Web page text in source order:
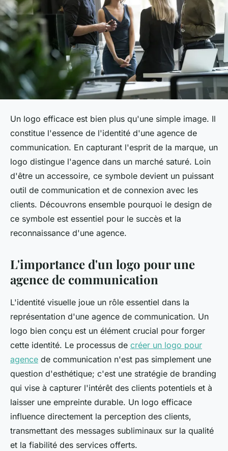
Un logo efficace est bien plus qu'une simple image. Il
constitue l'essence de l'identité d'une agence de
communication. En capturant l'esprit de la marque, un
logo distingue l'agence dans un marché saturé. Loin
d'être un accessoire, ce symbole devient un puissant
outil de communication et de connexion avec les
clients. Découvrons ensemble pourquoi le design de
ce symbole est essentiel pour le succès et la
reconnaissance d'une agence.
L'importance d'un logo pour une
agence de communication
L'identité visuelle joue un rôle essentiel dans la
représentation d'une agence de communication. Un
logo bien conçu est un élément crucial pour forger
cette identité. Le processus de créer un logo pour
agence de communication n'est pas simplement une
question d'esthétique; c'est une stratégie de branding
qui vise à capturer l'intérêt des clients potentiels et à
laisser une empreinte durable. Un logo efficace
influence directement la perception des clients,
transmettant des messages subliminaux sur la qualité
et la fiabilité des services offerts.